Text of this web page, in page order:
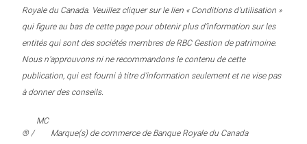
Royale du Canada. Veuillez cliquer sur le lien « Conditions d’utilisation »
qui figure au bas de cette page pour obtenir plus d’information sur les
entités qui sont des sociétés membres de RBC Gestion de patrimoine.
Nous n’approuvons ni ne recommandons le contenu de cette
publication, qui est fourni à titre d’information seulement et ne vise pas
à donner des conseils.
® /
MC
Marque(s) de commerce de Banque Royale du Canada